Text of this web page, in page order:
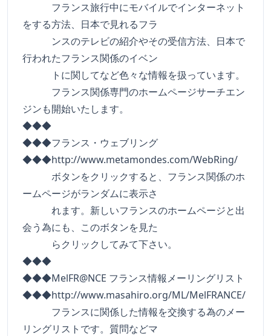
フランス旅行中にモバイルでインターネット
をする方法、日本で見れるフラ
ンスのテレビの紹介やその受信方法、日本で
行われたフランス関係のイベン
トに関してなど色々な情報を扱っています。
フランス関係専門のホームページサーチエン
ジンも開始いたします。
◆◆◆
◆◆◆フランス・ウェブリング
◆◆◆http://www.metamondes.com/WebRing/
ボタンをクリックすると、フランス関係のホ
ームページがランダムに表示さ
れます。新しいフランスのホームページと出
会う為にも、このボタンを見た
らクリックしてみて下さい。
◆◆◆
◆◆◆MelFR@NCE フランス情報メーリングリスト
◆◆◆http://www.masahiro.org/ML/MelFRANCE/
フランスに関係した情報を交換する為のメー
リングリストです。質問などマ